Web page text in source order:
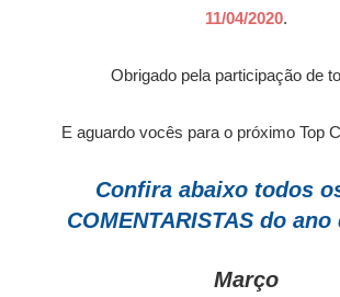
11/04/2020.
Obrigado pela participação de
E aguardo vocês para o próximo Top
Confira abaixo todos
COMENTARISTAS do ano
Março